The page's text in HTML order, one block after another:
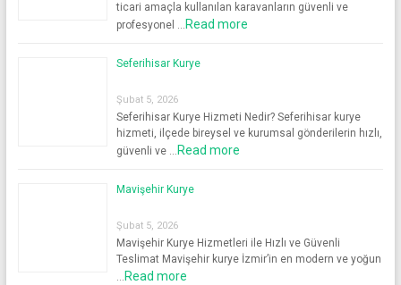
ticari amaçla kullanılan karavanların güvenli ve
profesyonel … Read more
Seferihisar Kurye
Şubat 5, 2026
Seferihisar Kurye Hizmeti Nedir? Seferihisar kurye
hizmeti, ilçede bireysel ve kurumsal gönderilerin hızlı,
güvenli ve … Read more
Mavişehir Kurye
Şubat 5, 2026
Mavişehir Kurye Hizmetleri ile Hızlı ve Güvenli
Teslimat Mavişehir kurye İzmir’in en modern ve yoğun
… Read more